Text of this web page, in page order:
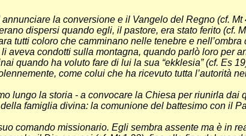
la conversione e il Vangelo del Regno (cf. Mt
dispersi quando egli, il pastore, era stato ferito (cf.
tutti coloro che camminano nelle tenebre e nell’ombra
aveva condotti sulla montagna, quando parlò loro per
quando ha voluto fare di lui la sua “ekklesia” (cf. Es
come colui che ha ricevuto tutta l’autorità
lungo la storia - a convocare la Chiesa per riunirla dai
famiglia divina: la comunione del battesimo con il
comando missionario. Egli sembra assente ma è in